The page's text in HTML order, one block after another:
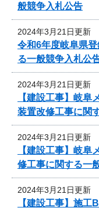
般競争入札公告
2024年3月21日更新
令和6年度岐阜県
る一般競争入札公
2024年3月21日更新
【建設工事】岐阜
装置改修工事に関
2024年3月21日更新
【建設工事】岐阜
修工事に関する一
2024年3月21日更新
【建設工事】施